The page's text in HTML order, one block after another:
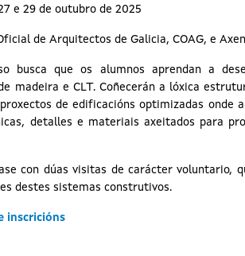
e 29 de outubro de 2025
de Arquitectos de Galicia, COAG, e
busca que os alumnos aprendan a
madeira e CLT. Coñecerán a lóxica
de edificacións optimizadas onde
detalles e materiais axeitados para
con dúas visitas de carácter voluntario,
destes sistemas construtivos.
inscricións